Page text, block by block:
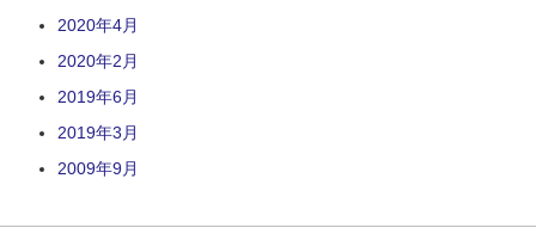
2020年4月
2020年2月
2019年6月
2019年3月
2009年9月